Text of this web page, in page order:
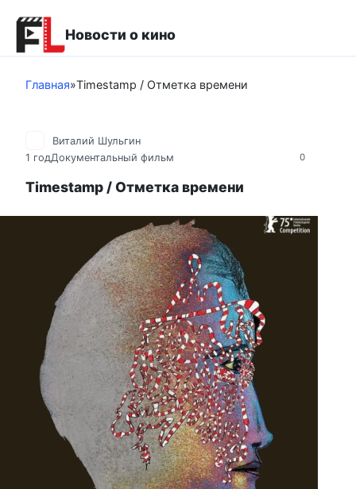
контенту
Новости о кино
Главная»Timestamp / Отметка времени
0
Виталий Шульгин
1 годДокументальный фильм
Timestamp / Отметка времени